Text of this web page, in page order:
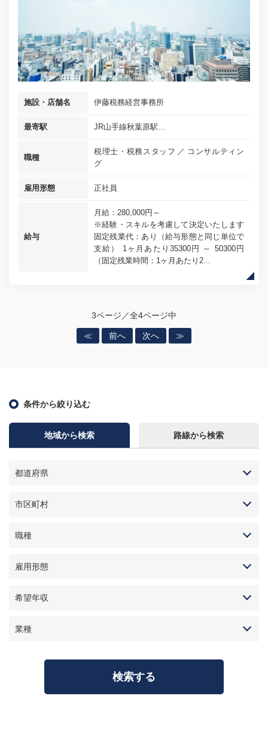
施設・店舗名 伊藤税務経営事務所
最寄駅 JR山手線秋葉原駅...
職種
税理士・税務スタッフ
コンサルティン
グ
雇用形態 正社員
給与
月給：280,000円～
※経験・スキルを考慮して決定いたします
固定残業代：あり（給与形態と同じ単位で
支給） 1ヶ月あたり35300円 ～ 50300円
（固定残業時間：1ヶ月あたり2...
3ページ／全4ページ中
≪ 前へ 次へ ≫
条件から絞り込む
地域から検索 路線から検索
都道府県
市区町村
職種
雇用形態
希望年収
業種